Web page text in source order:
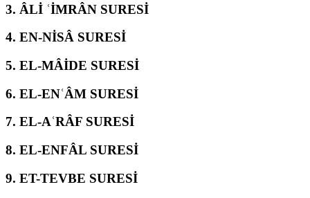
3. ÂLİ ʿİMRÂN SURESİ
4. EN-NİSÂ SURESİ
5. EL-MÂİDE SURESİ
6. EL-ENʿÂM SURESİ
7. EL-AʿRÂF SURESİ
8. EL-ENFÂL SURESİ
9. ET-TEVBE SURESİ